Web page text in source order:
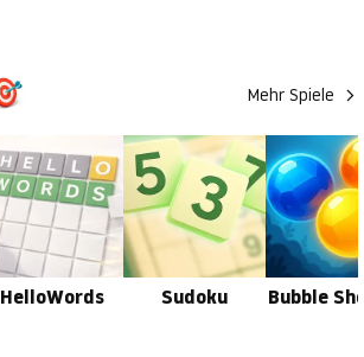
Mehr Spiele
HelloWords Sudoku Bubble